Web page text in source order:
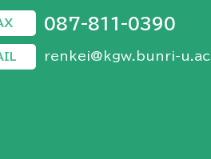
087-811-0390
renkei@kgw.bunri-